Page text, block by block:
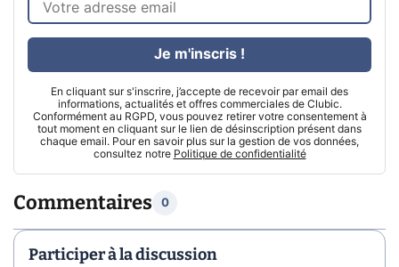
En cliquant sur s'inscrire, j’accepte de recevoir par email des
informations, actualités et offres commerciales de Clubic.
Conformément au RGPD, vous pouvez retirer votre consentement à
tout moment en cliquant sur le lien de désinscription présent dans
chaque email. Pour en savoir plus sur la gestion de vos données,
consultez notre Politique de confidentialité
Je m'inscris !
Commentaires 0
Participer à la discussion